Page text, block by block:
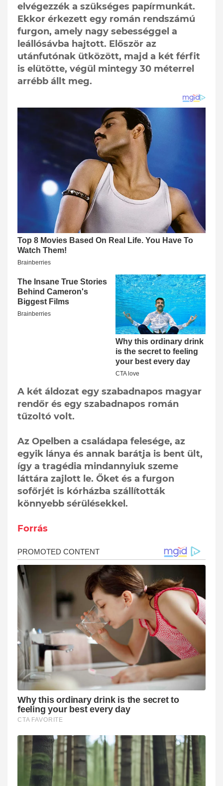
elvégezzék a szükséges papírmunkát.
Ekkor érkezett egy román rendszámú
furgon, amely nagy sebességgel a
leállósávba hajtott. Először az
utánfutónak ütközött, majd a két férfit
is elütötte, végül mintegy 30 méterrel
arrébb állt meg.
A két áldozat egy szabadnapos magyar
rendőr és egy szabadnapos román
tűzoltó volt.
Az Opelben a családapa felesége, az
egyik lánya és annak barátja is bent ült,
így a tragédia mindannyiuk szeme
láttára zajlott le. Őket és a furgon
sofőrjét is kórházba szállították
könnyebb sérülésekkel.
Forrás